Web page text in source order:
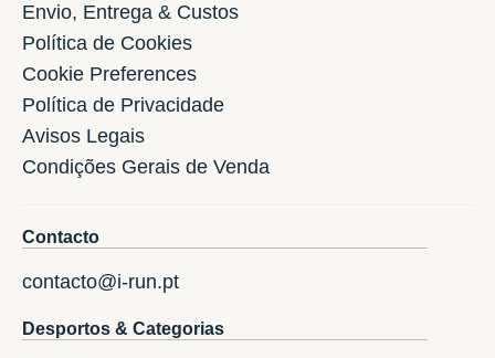
Envio, Entrega & Custos
Política de Cookies
Cookie Preferences
Política de Privacidade
Avisos Legais
Condições Gerais de Venda
Contacto
contacto@i-run.pt
Desportos & Categorias